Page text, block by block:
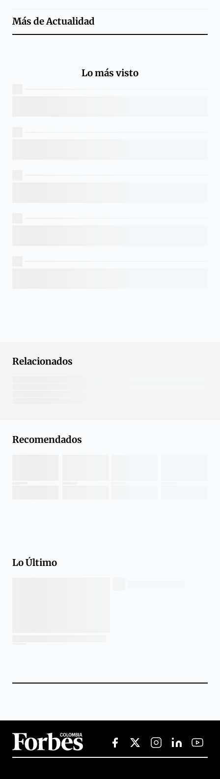
Más deActualidad
Lo más visto
Relacionados
Recomendados
Lo Último